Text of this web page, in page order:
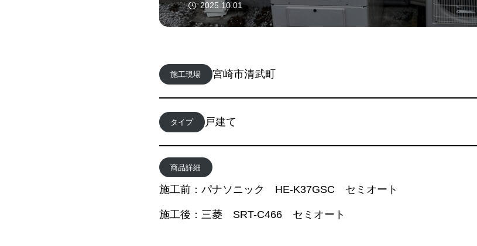
2025.10.01
施工現場 宮崎市清武町
タイプ 戸建て
商品詳細
施工前：パナソニック HE-K37GSC セミオート
施工後：三菱 SRT-C466 セミオート